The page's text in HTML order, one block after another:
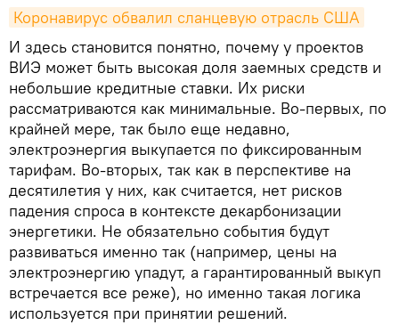
Коронавирус обвалил сланцевую отрасль США
И здесь становится понятно, почему у проектов
ВИЭ может быть высокая доля заемных средств и
небольшие кредитные ставки. Их риски
рассматриваются как минимальные. Во-первых, по
крайней мере, так было еще недавно,
электроэнергия выкупается по фиксированным
тарифам. Во-вторых, так как в перспективе на
десятилетия у них, как считается, нет рисков
падения спроса в контексте декарбонизации
энергетики. Не обязательно события будут
развиваться именно так (например, цены на
электроэнергию упадут, а гарантированный выкуп
встречается все реже), но именно такая логика
используется при принятии решений.